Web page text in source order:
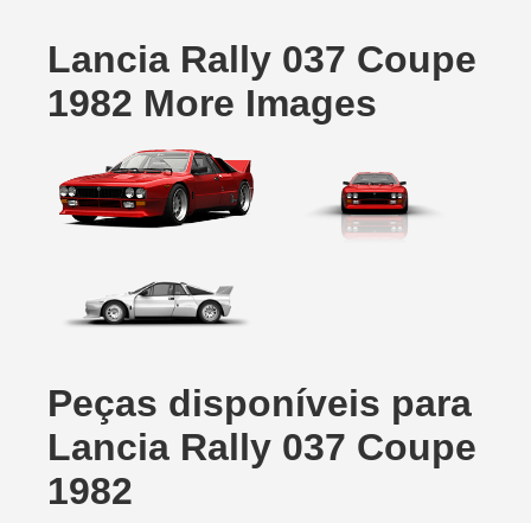
Lancia Rally 037 Coupe
1982 More Images
Peças disponíveis para
Lancia Rally 037 Coupe
1982